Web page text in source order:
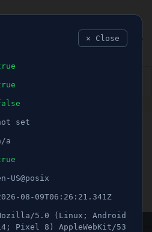
SPORT
ANNONS
ryckte
i kollision
✕ Close
set
a
US@posix
08-09T06:26:21.341Z
5.0 (Linux; Android
Pixel 8) AppleWebKit/53